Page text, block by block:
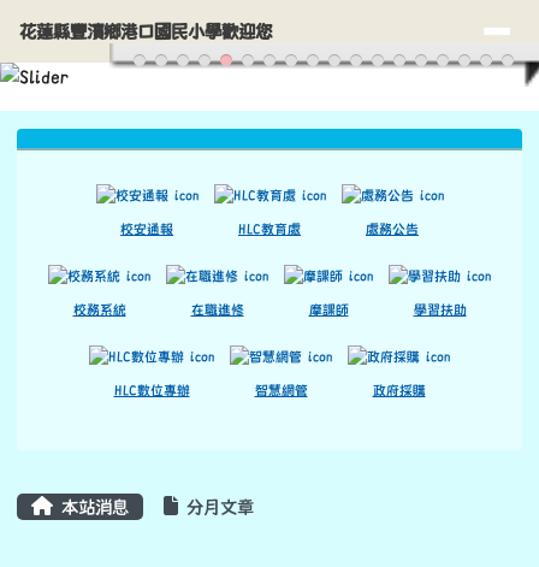
花蓮縣豐濱鄉港口國民小學歡迎您
導覽列
花蓮縣豐濱鄉港口國民小學歡迎您
上中區域內容
頁尾區域